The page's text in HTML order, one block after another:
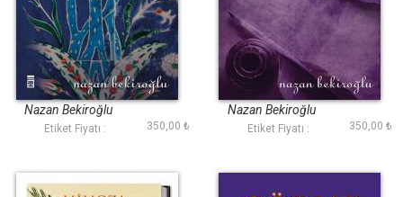
Mavi Lâle
Nazan Bekiroğlu
Etiket Fiyatı : 350,00 ₺
Mor Mürekkep
Nazan Bekiroğlu
Etiket Fiyatı : 350,00 ₺